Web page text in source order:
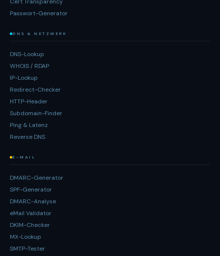
Passwort-Generator
DNS & NETZWERK
DNS-Lookup
WHOIS / RDAP
IP-Lookup
Redirect-Checker
HTTP-Header
Subdomain-Finder
Ping & Latenz
Reverse DNS
E-MAIL
DMARC-Generator
SPF-Generator
DMARC-Analyse
eMail Validator
DKIM-Checker
MX-Lookup
SMTP-Tester